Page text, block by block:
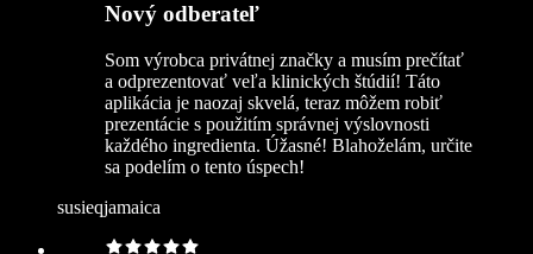
Nový odberateľ
Som výrobca privátnej značky a musím prečítať
a odprezentovať veľa klinických štúdií! Táto
aplikácia je naozaj skvelá, teraz môžem robiť
prezentácie s použitím správnej výslovnosti
každého ingredienta. Úžasné! Blahoželám, určite
sa podelím o tento úspech!
susieqjamaica